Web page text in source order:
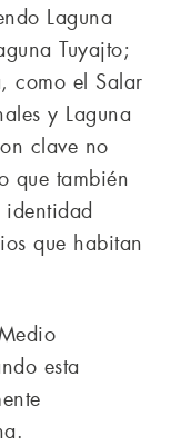
Laguna
Tuyajto;
como el Salar
y Laguna
clave no
que también
que habitan
esta